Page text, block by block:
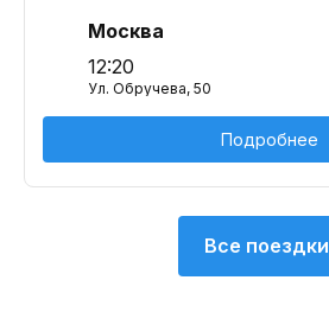
Москва
12:20
Ул. Обручева, 50
Подробнее
Все поездки